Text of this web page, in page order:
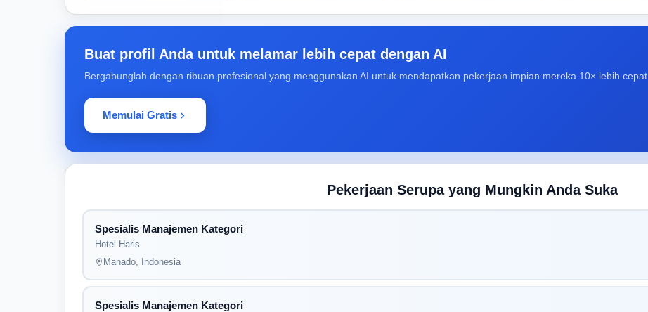
Saya
Buat profil Anda untuk melamar lebih cepat dengan AI
Bergabunglah dengan ribuan profesional yang menggunakan AI untuk mendapatkan pekerjaan impian mereka 10× lebih cepat
Memulai Gratis
Pekerjaan Serupa yang Mungkin Anda Suka
Spesialis Manajemen Kategori
Hotel Haris
Manado, Indonesia
Spesialis Manajemen Kategori